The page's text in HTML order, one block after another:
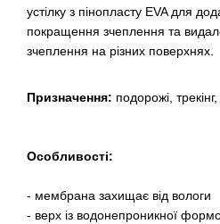
устілку з пінопласту EVA для
покращення зчеплення та
зчеплення на різних поверхнях.
Призначення: подорожі,
Особливості:
- мембрана захищає від вологи
- верх із водонепроникної